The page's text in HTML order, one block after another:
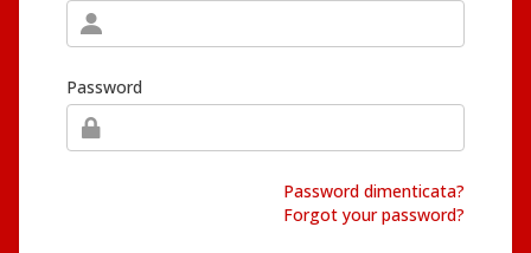
Password
Password dimenticata?
Forgot your password?